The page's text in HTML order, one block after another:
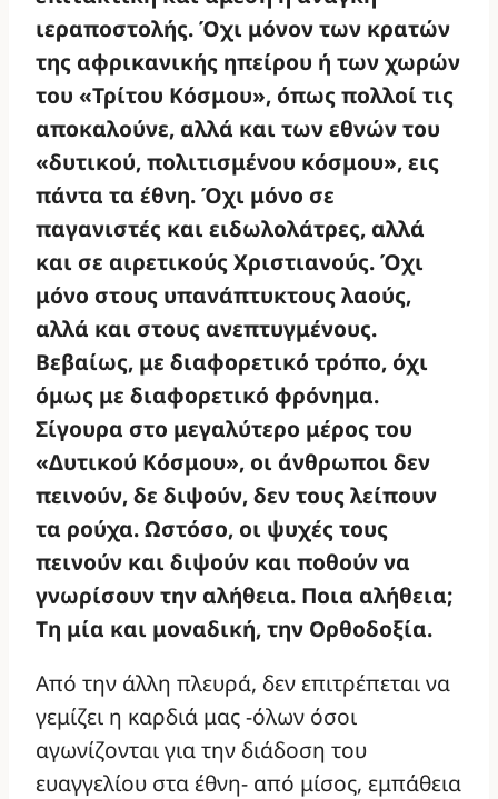
ιεραποστολής. Όχι μόνον των κρατών
της αφρικανικής ηπείρου ή των χωρών
του «Τρίτου Κόσμου», όπως πολλοί τις
αποκαλούνε, αλλά και των εθνών του
«δυτικού, πολιτισμένου κόσμου», εις
πάντα τα έθνη. Όχι μόνο σε
παγανιστές και ειδωλολάτρες, αλλά
και σε αιρετικούς Χριστιανούς. Όχι
μόνο στους υπανάπτυκτους λαούς,
αλλά και στους ανεπτυγμένους.
Βεβαίως, με διαφορετικό τρόπο, όχι
όμως με διαφορετικό φρόνημα.
Σίγουρα στο μεγαλύτερο μέρος του
«Δυτικού Κόσμου», οι άνθρωποι δεν
πεινούν, δε διψούν, δεν τους λείπουν
τα ρούχα. Ωστόσο, οι ψυχές τους
πεινούν και διψούν και ποθούν να
γνωρίσουν την αλήθεια. Ποια αλήθεια;
Τη μία και μοναδική, την Ορθοδοξία.
Από την άλλη πλευρά, δεν επιτρέπεται να
γεμίζει η καρδιά μας -όλων όσοι
αγωνίζονται για την διάδοση του
ευαγγελίου στα έθνη- από μίσος, εμπάθεια